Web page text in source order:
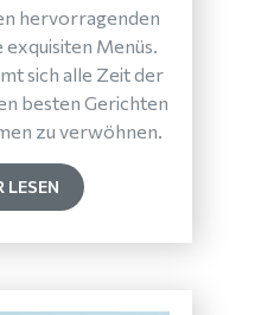
hervorragenden
Menüs.
sich alle Zeit der
besten Gerichten
zu verwöhnen.
LESEN